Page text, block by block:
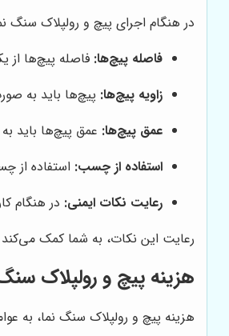
در هنگام اجرای پیچ و رولپلاک سنگ
فاصله پیچ‌ها: فاصله پیچ‌ها از
زاویه پیچ‌ها: پیچ‌ها باید به صورت عمودی و با
عمق پیچ‌ها: عمق پیچ‌ها باید
استفاده از چسب: استفاده از
رعایت نکات ایمنی: در هنگام
رعایت این نکات، به شما کمک می‌کند
هزینه پیچ و رولپلاک
هزینه پیچ و رولپلاک سنگ نما، به